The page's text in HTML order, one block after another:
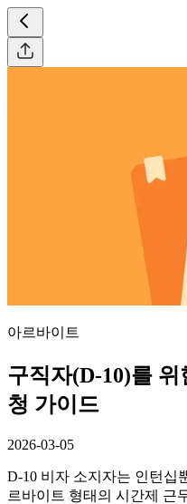
아르바이트
구직자(D-10)를
청 가이드
2026-03-05
D-10 비자 소지자는 인턴십
르바이트 형태의 시간제 근